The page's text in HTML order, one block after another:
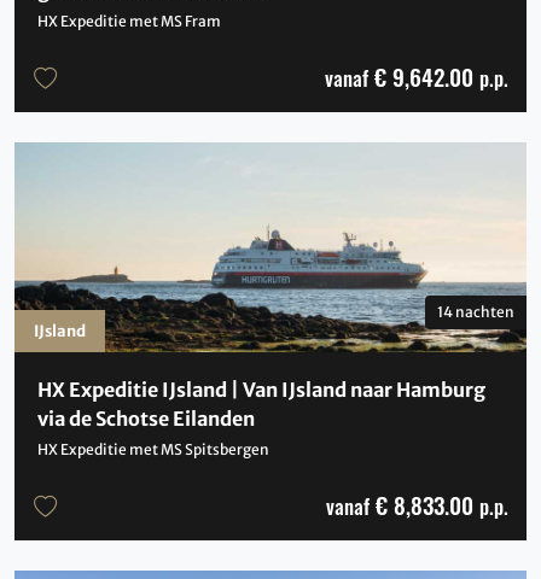
HX Expeditie met MS Fram
vanaf € 9,642.00 p.p.
HX Expeditie IJsland | Van IJsland naar Hamburg
via de Schotse Eilanden
HX Expeditie met MS Spitsbergen
14 nachten
vanaf € 8,833.00 p.p.
IJsland